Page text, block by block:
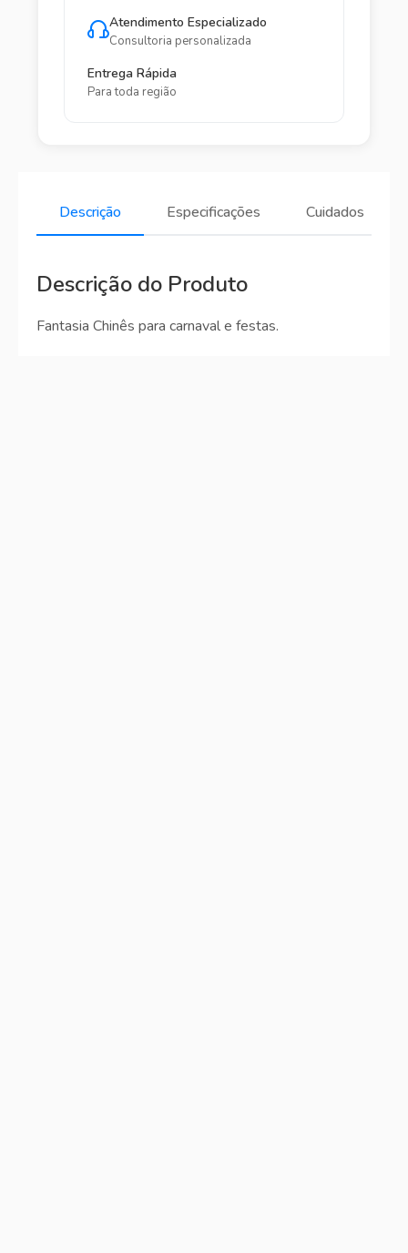
Atendimento Especializado
Consultoria personalizada
Entrega Rápida
Para toda região
Descrição Especificações Cuidados
Descrição do Produto
Fantasia Chinês para carnaval e festas.